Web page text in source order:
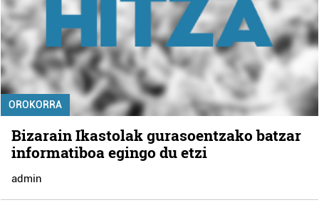
OROKORRA
Bizarain Ikastolak gurasoentzako batzar
informatiboa egingo du etzi
admin